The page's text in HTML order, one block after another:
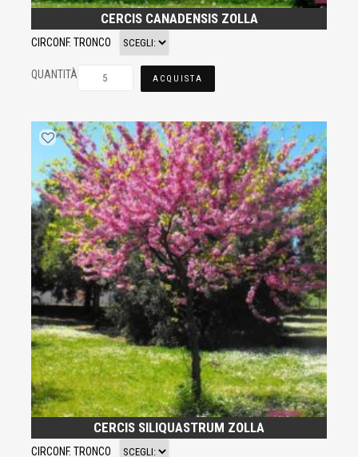
CERCIS CANADENSIS ZOLLA
CIRCONF. TRONCO
QUANTITÀ ACQUISTA
CERCIS SILIQUASTRUM ZOLLA
CIRCONF. TRONCO